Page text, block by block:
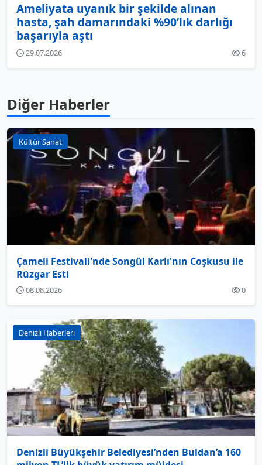
Ameliyata uyanık bir şekilde alınan
hasta, şah damarındaki %90’lık darlığı
başarıyla aştı
29.07.2026 6
Diğer Haberler
Kültür Sanat
Çameli Festivali'nde Songül Karlı'nın Coşkusu ile
Rüzgar Esti
08.08.2026 0
Denizli Haberleri
Denizli Büyükşehir Belediyesi’nden Buldan’a 160